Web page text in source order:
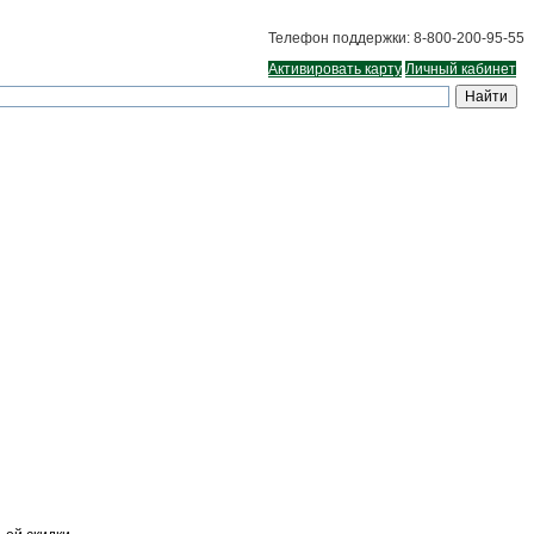
Телефон поддержки: 8-800-200-95-55
Активировать карту Личный кабинет